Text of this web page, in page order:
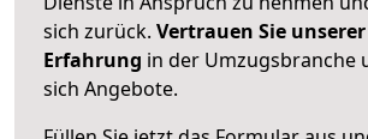
sich zurück. Vertrauen Sie unserer
Erfahrung in der Umzugsbranche
sich Angebote.